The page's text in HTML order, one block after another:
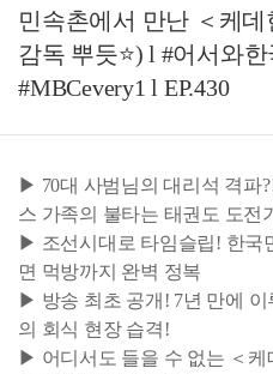
민속촌에서 만난 ＜케데
감독 뿌듯⭐) l #어서와
#MBCevery1 l EP.430
▶ 70대 사범님의 대리석 격파
스 가족의 불타는 태권도 도전
▶ 조선시대로 타임슬립! 한국
면 먹방까지 완벽 정복
▶ 방송 최초 공개! 7년 만에
의 회식 현장 습격!
▶ 어디서도 들을 수 없는 ＜케